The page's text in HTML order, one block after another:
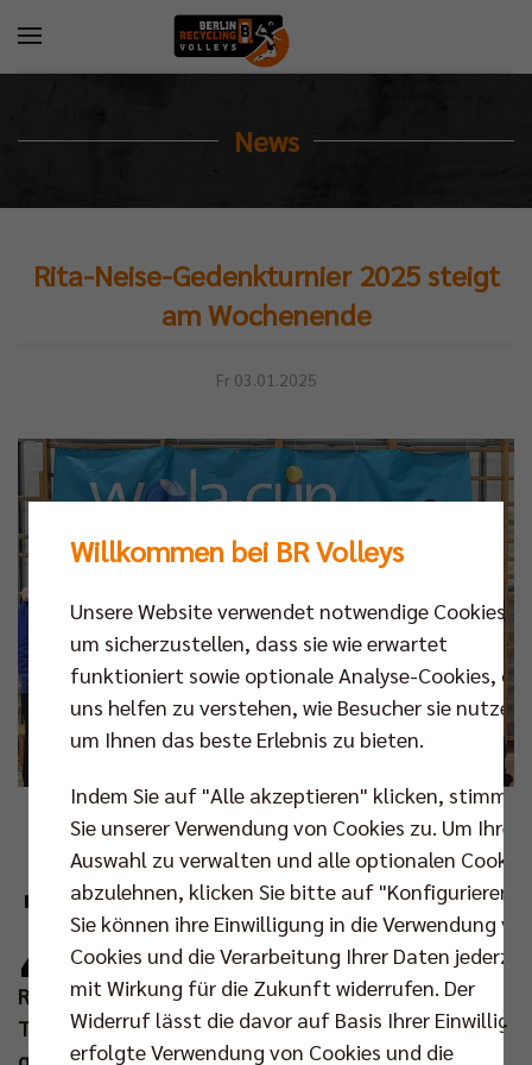
News
Rita-Neise-Gedenkturnier 2025 steigt
am Wochenende
Fr 03.01.2025
Foto: SCC JUNIORS
Z um 16. Mal richten die SCC JUNIORS an
diesem Wochenende (04./05. Jan 2025) das
Rita-Neise-Gedenkturnier powered by Berlin
Recycling GmbH aus. Der Einladung zum
Traditionsturnier folgen 19 Mannschaften, darunter
gleich vier Teams aus dem Nachbarland Polen. Auch
Willkommen bei BR Volleys
Unsere Website verwendet notwendige Cookies,
um sicherzustellen, dass sie wie erwartet
funktioniert sowie optionale Analyse-Cookies, die
uns helfen zu verstehen, wie Besucher sie nutzen,
um Ihnen das beste Erlebnis zu bieten.
Indem Sie auf "Alle akzeptieren" klicken, stimmen
Sie unserer Verwendung von Cookies zu. Um Ihre
Auswahl zu verwalten und alle optionalen Cookies
abzulehnen, klicken Sie bitte auf "Konfigurieren".
Sie können ihre Einwilligung in die Verwendung
Cookies und die Verarbeitung Ihrer Daten
mit Wirkung für die Zukunft widerrufen. Der
Widerruf lässt die davor auf Basis Ihrer
erfolgte Verwendung von Cookies und die